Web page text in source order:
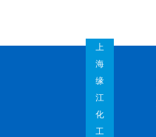
上
海
缘
江
化
工